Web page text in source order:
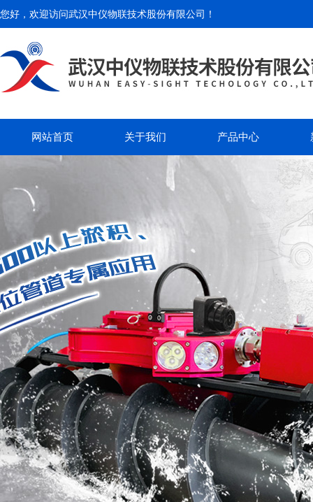
您好，欢迎访问武汉中仪物联技术股份有限公司 ！
网站首页 关于我们 产品中心